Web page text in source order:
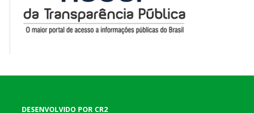
DESENVOLVIDO POR CR2